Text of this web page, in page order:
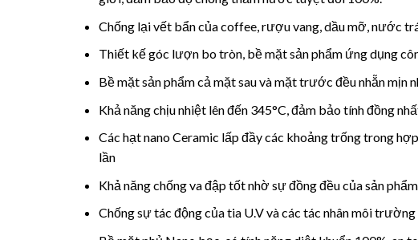
Chống lại vết bẩn của coffee, rượu vang, dầu mỡ, nước
Thiết kế góc lượn bo tròn, bề mặt sản phẩm ứng dụng
Bề mặt sản phẩm cả mặt sau và mặt trước đều nhẵn mịn
Khả năng chịu nhiệt lên đến 345°C, đảm bảo tính đồng
Các hạt nano Ceramic lấp đầy các khoảng trống trong
lần
Khả năng chống va đập tốt nhờ sự đồng đều của sản
Chống sự tác động của tia U.V và các tác nhân môi